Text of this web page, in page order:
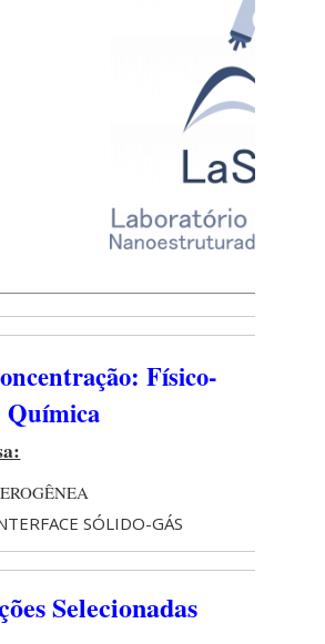
Físico-
Química
SÓLIDO-GÁS
Selecionadas